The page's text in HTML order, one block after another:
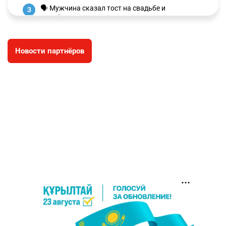
3
🗣 Мужчина сказал тост на свадьбе и
заработал уголовное дело
⚠️ Доброе утро, друзья! Предлагаем обзор
главных новостей за 4 августа
2781 2 40
🚗 Казахстанцев убедили оформить
автокредиты за вознаграждение
Новости партнёров